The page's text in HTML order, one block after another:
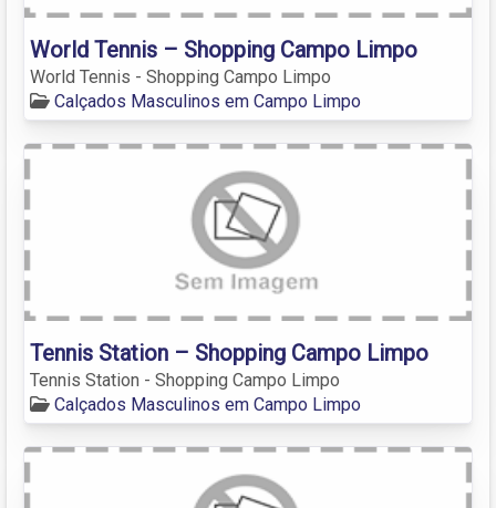
World Tennis – Shopping Campo Limpo
World Tennis - Shopping Campo Limpo
Calçados Masculinos em Campo Limpo
Tennis Station – Shopping Campo Limpo
Tennis Station - Shopping Campo Limpo
Calçados Masculinos em Campo Limpo